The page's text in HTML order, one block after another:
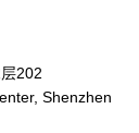
，这幅画对我
奇，在经历了
题。
202
Shenzhen